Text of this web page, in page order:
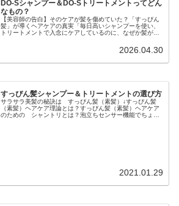
DO-Sシャンプー＆DO-Sトリートメントってどん
なもの？
【美容師の告白】そのケアが髪を傷めていた？「すっぴん
髪」が導くヘアケアの真実「毎日高いシャンプーを使い、
トリートメントで入念にケアしているのに、なぜか髪がパ
2026.04.30
すっぴん髪シャンプー＆トリートメントの選び方
サラサラ美髪の秘訣は すっぴん髪（素髪）↓すっぴん髪
（素髪）ヘアケア理論とは？すっぴん髪（素髪）ヘアケア
のための シャントリとは？泡立ちセンサー機能でちょう
2021.01.29